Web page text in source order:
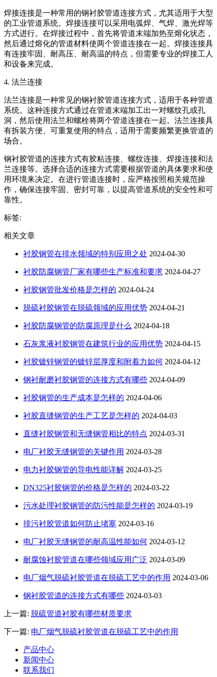
焊接连接是一种常用的钢衬胶管道连接方式，尤其适用于大型
的工业管道系统。焊接连接可以采用电弧焊、气焊、激光焊等
方式进行。在焊接过程中，首先将管道末端加热至熔化状态，
然后通过熔化的管道材料使两个管道连接在一起。焊接连接具
有连接牢固、耐高压、耐高温的特点，但需要专业的焊接工人
和设备来完成。
4. 法兰连接
法兰连接是一种常见的钢衬胶管道连接方式，适用于各种管道
系统。这种连接方式通过在管道末端加工出一对螺纹孔或孔
洞，然后使用法兰和螺栓将两个管道连接在一起。法兰连接具
有拆装方便、可重复使用的特点，适用于需要频繁更换管道的
场合。
钢衬胶管道的连接方式有胶粘连接、螺纹连接、焊接连接和法
兰连接等。选择合适的连接方式需要根据管道的具体要求和使
用环境来决定。在进行管道连接时，应严格按照相关规范操
作，确保连接牢固、密封可靠，以提高管道系统的安全性和可
靠性。
标签:
相关文章
衬胶钢管在排水领域的特别应用之处 2024-04-30
衬胶防腐钢管厂家有哪些生产标准和要求 2024-04-27
衬胶钢管批发价格是怎样的 2024-04-24
脱硫衬胶钢管在脱硫领域的应用优势 2024-04-21
衬胶防腐钢管的防腐原理是什么 2024-04-18
石灰浆液衬胶钢管在建筑行业的应用优势 2024-04-15
衬胶镀锌钢管的镀锌层厚度和附着力如何 2024-04-12
钢衬耐磨衬胶钢管的连接方式有哪些 2024-04-09
衬胶钢管的生产成本是怎样的 2024-04-06
衬胶直缝钢管的生产工艺是怎样的 2024-04-03
直缝衬胶钢管和无缝钢管相比的特点 2024-03-31
电厂衬胶无缝钢管的关键作用 2024-03-28
电力衬胶钢管的导电性能详解 2024-03-25
DN325衬胶钢管的价格是怎样的 2024-03-22
污水处理衬胶钢管的防污性能是怎样的 2024-03-19
排污衬胶管道如何防止堵塞 2024-03-16
电厂衬胶无缝钢管的耐高温性能如何 2024-03-12
耐腐蚀衬胶管道在哪些领域应用广泛 2024-03-09
电厂烟气脱硫衬胶管道在脱硫工艺中的作用 2024-03-06
钢衬胶管道的连接方式有哪些 2024-03-03
上一篇: 脱硫管道衬胶有哪些材质要求
下一篇: 电厂烟气脱硫衬胶管道在脱硫工艺中的作用
产品中心
新闻中心
联系我们